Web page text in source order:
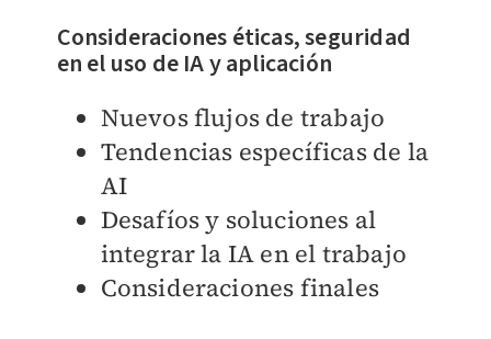
Consideraciones éticas, seguridad
en el uso de IA y aplicación
Nuevos flujos de trabajo
Tendencias específicas de la
AI
Desafíos y soluciones al
integrar la IA en el trabajo
Consideraciones finales